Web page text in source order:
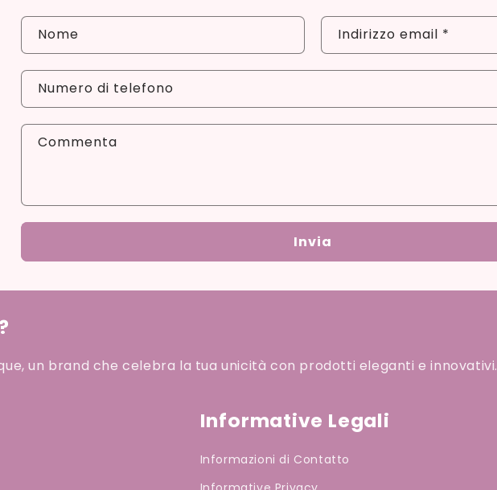
Nome Indirizzo email *
Numero di telefono
Commenta
Invia
un brand che celebra la tua unicità con prodotti eleganti e innovativi.
Informative Legali
Informazioni di Contatto